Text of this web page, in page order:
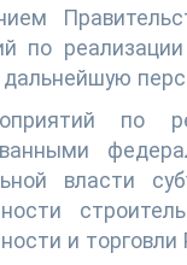
по
дальнейшую
по
власти
и